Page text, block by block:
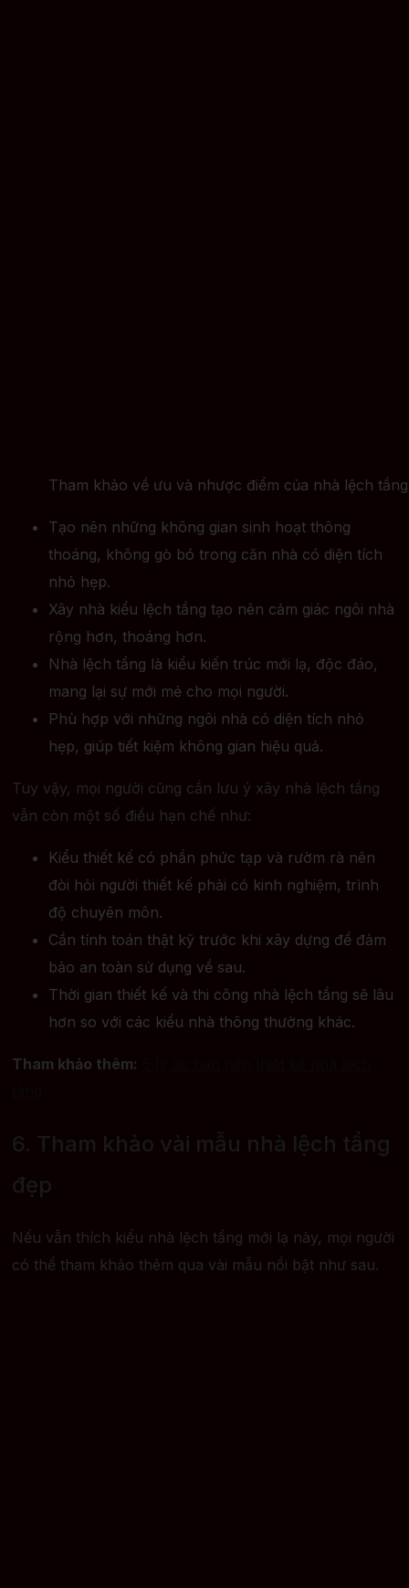
Tham khảo về ưu và nhược điểm của nhà lệch
Tạo nên những không gian sinh hoạt thông
thoáng, không gò bó trong căn nhà có diện tích
nhỏ hẹp.
Xây nhà kiểu lệch tầng tạo nên cảm giác ngôi nhà
rộng hơn, thoáng hơn.
Nhà lệch tầng là kiểu kiến trúc mới lạ, độc đáo,
mang lại sự mới mẻ cho mọi người.
Phù hợp với những ngôi nhà có diện tích nhỏ
hẹp, giúp tiết kiệm không gian hiệu quả.
Tuy vậy, mọi người cũng cần lưu ý xây nhà lệch tầng
vẫn còn một số điều hạn chế như:
Kiểu thiết kế có phần phức tạp và rườm rà nên
đòi hỏi người thiết kế phải có kinh nghiệm, trình
độ chuyên môn.
Cần tính toán thật kỹ trước khi xây dựng để đảm
bảo an toàn sử dụng về sau.
Thời gian thiết kế và thi công nhà lệch tầng sẽ lâu
hơn so với các kiểu nhà thông thường khác.
Tham khảo thêm:
6. Tham khảo vài mẫu nhà lệch tầng
đẹp
Nếu vẫn thích kiểu nhà lệch tầng mới lạ này, mọi người
có thể tham khảo thêm qua vài mẫu nổi bật như sau.